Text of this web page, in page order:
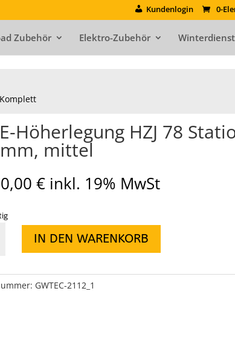
Kundenlogin 0-
Zubehör Elektro-Zubehör Winterdienst
Höherlegung HZJ 78
mittel
€ inkl. 19% MwSt
IN DEN WARENKORB
GWTEC-2112_1